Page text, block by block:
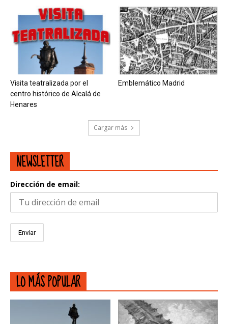
Visita teatralizada por el
centro histórico de Alcalá de
Henares
Emblemático Madrid
Cargar más
NEWSLETTER
Dirección de email:
LO MÁS POPULAR